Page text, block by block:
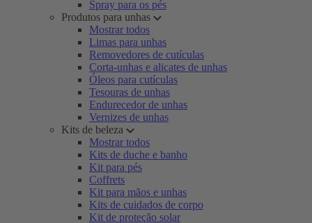
Spray para os pés
Produtos para unhas
Mostrar todos
Limas para unhas
Removedores de cutículas
Corta-unhas e alicates de unhas
Óleos para cutículas
Tesouras de unhas
Endurecedor de unhas
Vernizes de unhas
Kits de beleza
Mostrar todos
Kits de duche e banho
Kit para pés
Coffrets
Kit para mãos e unhas
Kits de cuidados de corpo
Kit de proteção solar